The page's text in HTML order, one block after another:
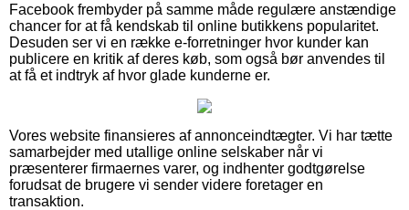
Facebook frembyder på samme måde regulære anstændige
chancer for at få kendskab til online butikkens popularitet.
Desuden ser vi en række e-forretninger hvor kunder kan
publicere en kritik af deres køb, som også bør anvendes til
at få et indtryk af hvor glade kunderne er.
Vores website finansieres af annonceindtægter. Vi har tætte
samarbejder med utallige online selskaber når vi
præsenterer firmaernes varer, og indhenter godtgørelse
forudsat de brugere vi sender videre foretager en
transaktion.